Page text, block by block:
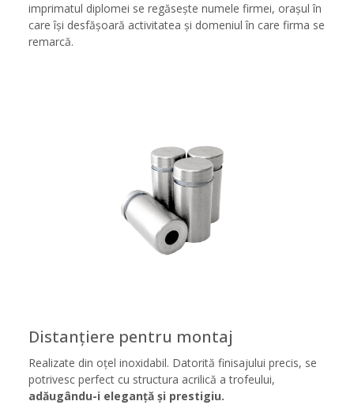
imprimatul diplomei se regăsește numele firmei, orașul în
care își desfășoară activitatea și domeniul în care firma se
remarcă.
Distanțiere pentru montaj
Realizate din oțel inoxidabil. Datorită finisajului precis, se
potrivesc perfect cu structura acrilică a trofeului,
adăugându-i eleganță și prestigiu.